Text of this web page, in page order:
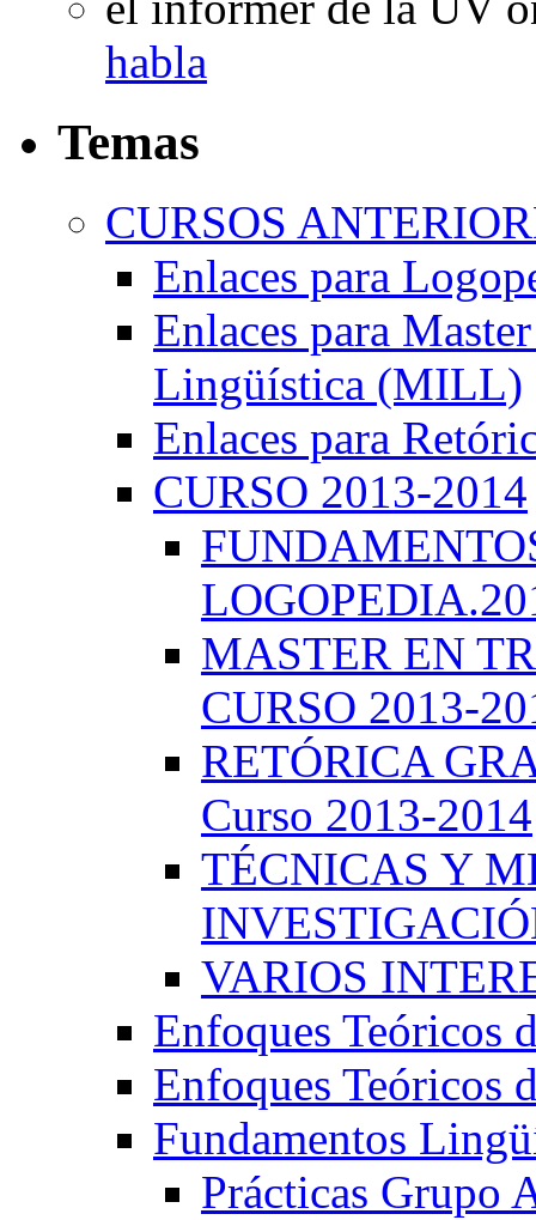
habla
Temas
CURSOS
Enlaces para
Enlaces para
Lingüística (MILL)
Enlaces para
CURSO 2013-2014
MASTER EN
CURSO 2013-
RETÓRICA
Curso 2013-2014
TÉCNICAS Y
VARIOS
Enfoques Teóricos
Enfoques Teóricos
Fundamentos
Prácticas Grupo